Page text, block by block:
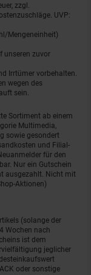
zzgl.
UVP:
Mengeneinheit)
unseren zuvor
Irrtümer vorbehalten.
wegen des
sein.
Sortiment ab einem
Multimedia,
sowie gesondert
und Filial-
für den
Nur ein Gutschein
ausgezahlt. Nicht mit
Aktionen)
(solange der
Wochen nach
ist dem
jeglicher
oder sonstige